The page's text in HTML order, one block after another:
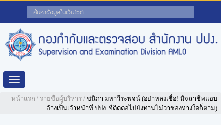
Toggle
navigation
หน้าแรก / รายชื่อผู้บริหาร / ชนิกา มหาวีระพจน์ (อย่าหลงเชื่อ! มิจฉาชีพแอบ
อ้างเป็นเจ้าหน้าที่ ปปง. ที่ติดต่อไปยังท่านไม่ว่าช่องทางใดก็ตาม)